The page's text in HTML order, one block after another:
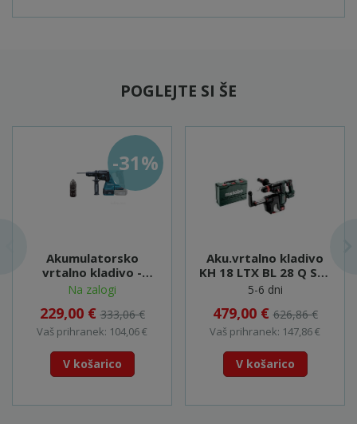
POGLEJTE SI ŠE
Akumulatorsko
vrtalno kladivo -
DHR243Z
Na zalogi
229,00 €333,06 €
Vaš prihranek: 104,06 €
V košarico
-31%
Aku.vrtalno kladivo
KH 18 LTX BL 28 Q Set
ISA - 601715900
5-6 dni
479,00 €626,86 €
Vaš prihranek: 147,86 €
V košarico